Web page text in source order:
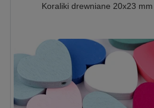
Koraliki drewniane 20x23